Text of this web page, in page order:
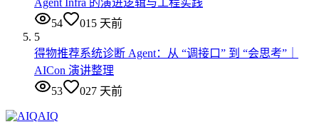
Agent Infra 的演进逻辑与工程实践
54
015 天前
5
得物推荐系统诊断 Agent：从 “调接口” 到 “会思考”｜
AICon 演讲整理
53
027 天前
AIQ